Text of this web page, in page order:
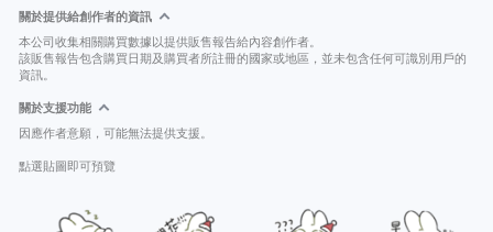
關於提供給創作者的資訊
本公司收集相關購買數據以提供販售報告給內容創作者。
該販售報告包含購買日期及購買者所註冊的國家或地區，並未包含任何可識別用戶的
資訊。
關於支援功能
因應作者意願，可能無法提供支援。
點選貼圖即可預覽